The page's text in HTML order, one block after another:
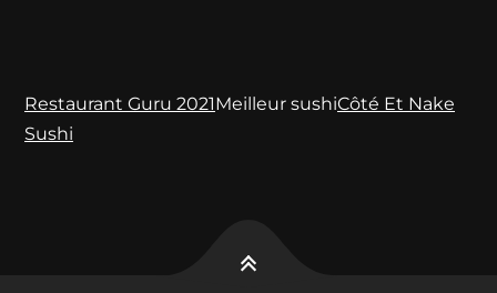
Restaurant Guru 2021Meilleur sushiCôté Et Nake
Sushi